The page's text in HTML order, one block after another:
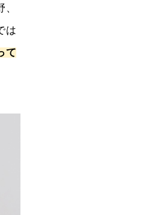
は
て